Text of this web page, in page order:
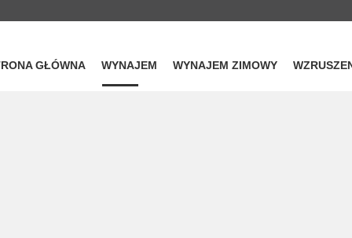
GŁÓWNA WYNAJEM WYNAJEM ZIMOWY